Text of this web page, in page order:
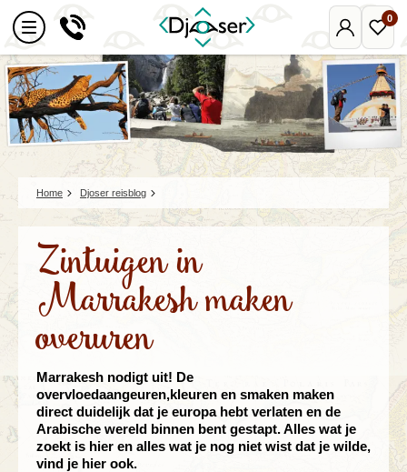
Mijn
Djoser
0
Home Djoser reisblog
Zintuigen in
Marrakesh maken
overuren
Marrakesh nodigt uit! De
overvloedaangeuren,kleuren en smaken maken
direct duidelijk dat je europa hebt verlaten en de
Arabische wereld binnen bent gestapt. Alles wat je
zoekt is hier en alles wat je nog niet wist dat je wilde,
vind je hier ook.